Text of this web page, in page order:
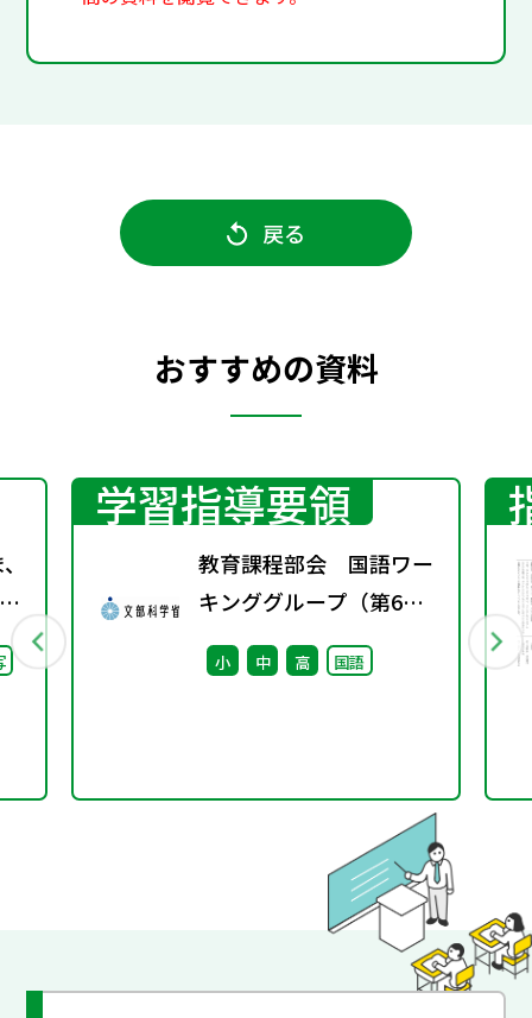
戻る
おすすめの資料
学習指導要領
教育課程部会 国語ワー
キンググループ（第6
回） 配付資料
小 中 高 国語